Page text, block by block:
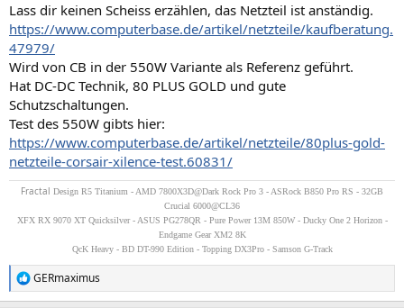
Lass dir keinen Scheiss erzählen, das Netzteil ist anständig.
https://www.computerbase.de/artikel/netzteile/kaufberatung.
47979/
Wird von CB in der 550W Variante als Referenz geführt.
Hat DC-DC Technik, 80 PLUS GOLD und gute
Schutzschaltungen.
Test des 550W gibts hier:
https://www.computerbase.de/artikel/netzteile/80plus-gold-
netzteile-corsair-xilence-test.60831/
Fractal Design R5 Titanium - AMD 7800X3D@Dark Rock Pro 3 - ASRock B850 Pro RS - 32GB
Crucial 6000@CL36
XFX RX 9070 XT Quicksilver - ASUS PG278QR - Pure Power 13M 850W - Ducky One 2 Horizon -
Endgame Gear XM2 8K
QcK Heavy - BD DT-990 Edition - Topping DX3Pro - Samson G-Track
R
e
GERmaximus